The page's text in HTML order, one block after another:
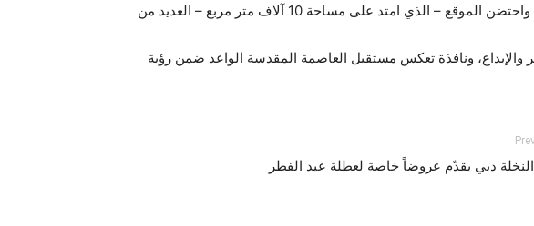
وشارك في نجاح المركاز أكثر من 250 شابًا وشابة من أبناء مكة، الذين صنعوا من التنظيم تجربة فريدة. واحتضن الموقع – الذي امتد على مساحة 10 آلاف متر مربع – العديد من
والإبداع، ونافذة تعكس مستقبل العاصمة المقدسة الواعد ضمن رؤية
دبي يقدّم عروضاً خاصة لعطلة عيد الفطر